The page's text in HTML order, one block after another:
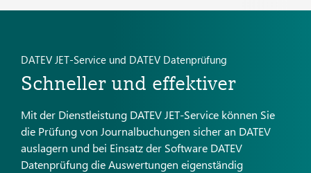
DATEV JET-Service und DATEV Datenprüfung
Schneller und effektiver
Mit der Dienstleistung DATEV JET-Service können Sie
die Prüfung von Journalbuchungen sicher an DATEV
auslagern und bei Einsatz der Software DATEV
Datenprüfung die Auswertungen eigenständig